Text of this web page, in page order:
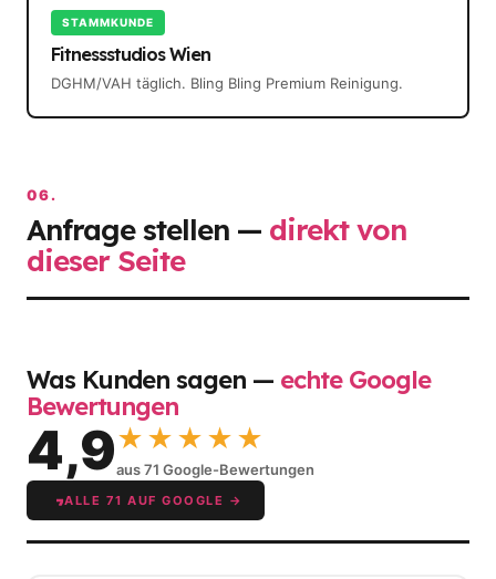
STAMMKUNDE
Fitnessstudios Wien
DGHM/VAH täglich. Bling Bling Premium Reinigung.
06.
Anfrage stellen — direkt von
dieser Seite
Was Kunden sagen — echte Google
Bewertungen
4,9★★★★★
aus 71 Google-Bewertungen
ALLE 71 AUF GOOGLE →